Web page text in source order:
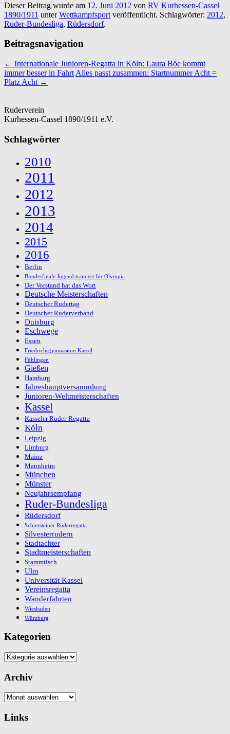
Dieser Beitrag wurde am 12. Juni 2012 von RV Kurhessen-Cassel
1890/1911 unterWettkampfsport veröffentlicht. Schlagwörter: 2012,
Ruder-Bundesliga, Rüdersdorf.
Beitragsnavigation
← Internationale Junioren-Regatta in Köln: Laura Böe kommt
immer besser in Fahrt Alles passt zusammen: Startnummer Acht =
Platz Acht →
Ruderverein
Kurhessen-Cassel 1890/1911 e.V.
Schlagwörter
2010
2011
2012
2013
2014
2015
2016
Berlin
Bundesfinale Jugend trainiert für Olympia
Der Vorstand hat das Wort
Deutsche Meisterschaften
Deutscher Rudertag
Deutscher Ruderverband
Duisburg
Eschwege
Essen
Friedrichsgymnasium Kassel
Fühlingen
Gießen
Hamburg
Jahreshauptversammlung
Junioren-Weltmeisterschaften
Kassel
Kasseler Ruder-Regatta
Köln
Leipzig
Limburg
Mainz
Mannheim
München
Münster
Neujahrsempfang
Ruder-Bundesliga
Rüdersdorf
Schiersteiner Ruderregatta
Silvesterrudern
Stadtachter
Stadtmeisterschaften
Stammtisch
Ulm
Universität Kassel
Vereinsregatta
Wanderfahrten
Wiesbaden
Würzburg
Kategorien
Kategorien
Archiv
Archiv
Links